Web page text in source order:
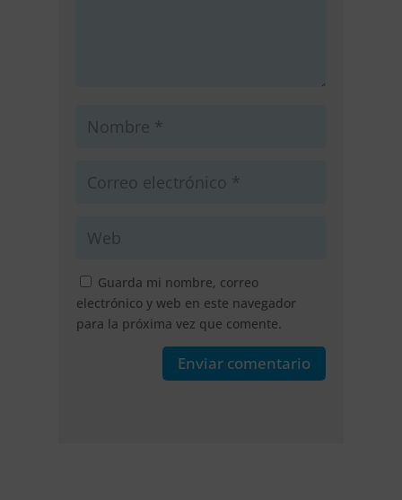
Guarda mi nombre, correo
electrónico y web en este navegador
para la próxima vez que comente.
Enviar comentario